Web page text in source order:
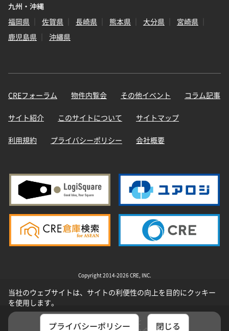
選択した物件を
九州・沖縄
福岡県
佐賀県 長崎県 熊本県 大分県
宮崎県
鹿児島県
沖縄県
CREフォーラム 物件内覧会 その他イベント コラム記事
サイト紹介 このサイトについて サイトマップ
利用規約 プライバシーポリシー 会社概要
Copyright 2014-2026 CRE, INC.
当社のウェブサイトは、サイトの利便性の向上を目的にクッキー
を使用します。
プライバシーポリシー 閉じる